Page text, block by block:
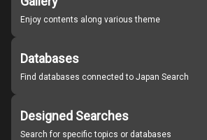
Enjoy contents along various theme
Databases
Find databases connected to Japan Search
Designed Searches
Search for specific topics or databases